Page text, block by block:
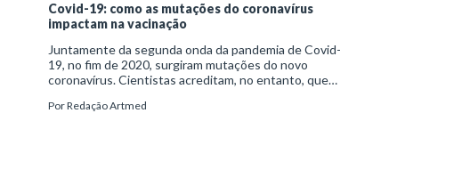
Covid-19: como as mutações do coronavírus
impactam na vacinação
Juntamente da segunda onda da pandemia de Covid-
19, no fim de 2020, surgiram mutações do novo
coronavírus. Cientistas acreditam, no entanto, que
um dos picos iniciais da crise sanitária.
PorRedação Artmed